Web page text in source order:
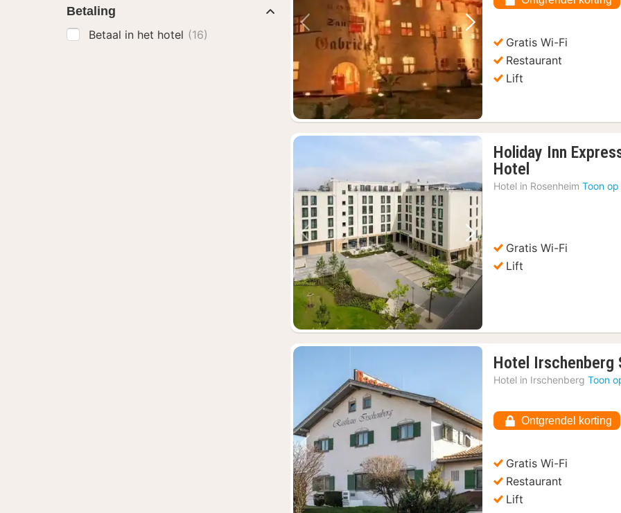
Vorige foto Volgende foto
Gratis Wi-Fi
Restaurant
Lift
Vorige foto Volgende foto
Holiday Inn
Hotel
nacht
Hotel in Rosenheim Toon
Gratis Wi-Fi
Lift
Vorige foto Volgende foto
Hotel Irschenberg
Hotel in Irschenberg Toon
Ontgrendel korting
Gratis Wi-Fi
Restaurant
Lift
Betaling
Betaal in het hotel (16)